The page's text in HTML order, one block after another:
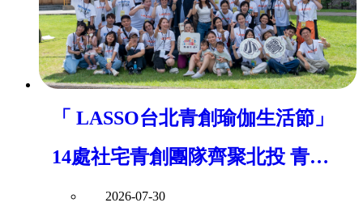
「 LASSO台北青創瑜伽生活節」
14處社宅青創團隊齊聚北投 青年
局串聯青年創意打造社區共好新風
2026-07-30